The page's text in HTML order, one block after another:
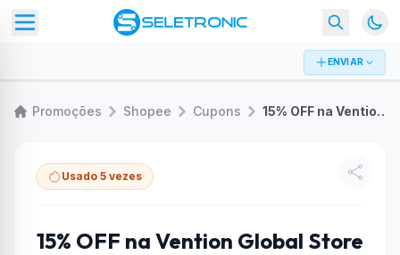
ENVIAR
Promoções Shopee Cupons 15% OFF na Vention Global Store na Shopee
Usado 5 vezes
15% OFF na Vention Global Store